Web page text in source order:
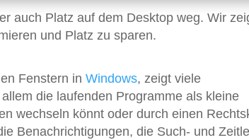
auch Platz auf dem Desktop weg. Wir
und Platz zu sparen.
Fenstern in Windows, zeigt viele
die laufenden Programme als kleine
wechseln könnt oder durch einen
Benachrichtigungen, die Such- und